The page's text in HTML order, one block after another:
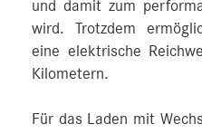
und damit zum
wird. Trotzdem
eine elektrische
Kilometern.
Für das Laden mit